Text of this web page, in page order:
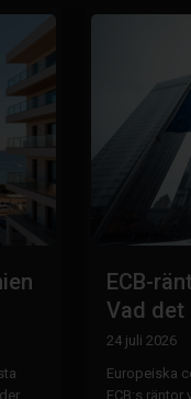
ECB-
Vad det
24 juli 2026
Europeiska
ECB:s räntor